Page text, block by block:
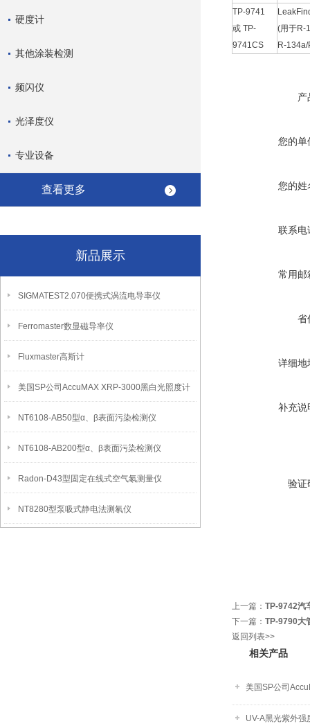
硬度计
其他涂装检测
频闪仪
光泽度仪
专业设备
查看更多
新品展示
SIGMATEST2.070便携式涡流电导率仪
Ferromaster数显磁导率仪
Fluxmaster高斯计
美国SP公司AccuMAX XRP-3000黑白光照度计
NT6108-AB50型α、β表面污染检测仪
NT6108-AB200型α、β表面污染检测仪
Radon-D43型固定在线式空气氡测量仪
NT8280型泵吸式静电法测氡仪
TP-9741
或 TP-
9741CS
(用于R-
R-134a/
产
您的单
您的姓
联系电
常用邮
省
详细地
补充说
验证
上一篇： TP-9742汽
下一篇： TP-9790大
返回列表>>
相关产品
美国SP公司
UV-A黑光紫外强